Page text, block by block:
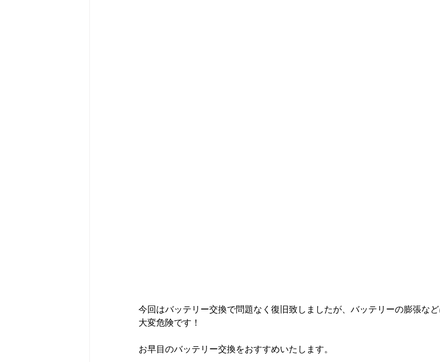
今回はバッテリー交換で問題なく復旧致しましたが、バッテリーの膨張な
大変危険です！
お早目のバッテリー交換をおすすめいたします。